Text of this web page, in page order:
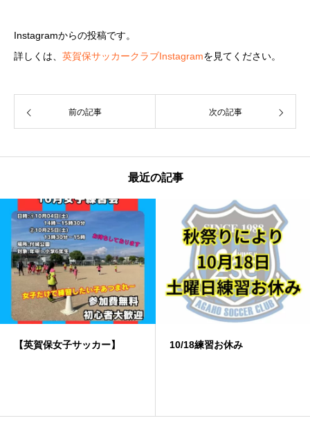
Instagramからの投稿です。
詳しくは、 英賀保サッカークラブInstagramを見てください。
前の記事 次の記事
最近の記事
10/18練習お休み ️雨天中止